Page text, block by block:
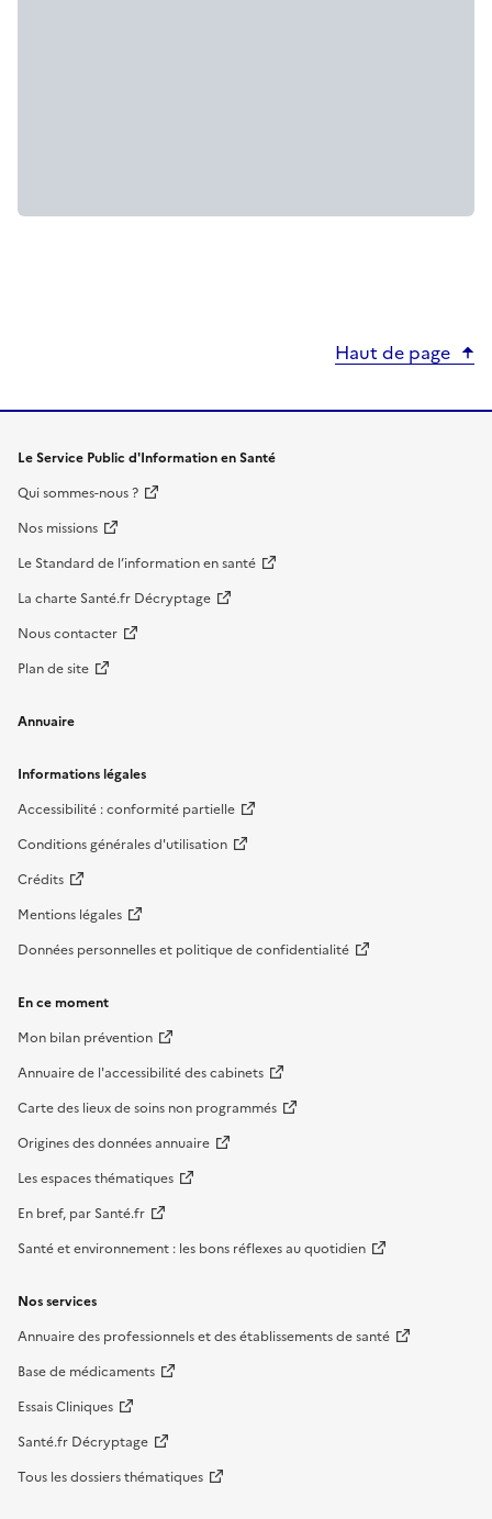
Haut de page
Le Service Public d'Information en Santé
Qui sommes-nous ?
Nos missions
Le Standard de l’information en santé
La charte Santé.fr Décryptage
Nous contacter
Plan de site
Annuaire
Informations légales
Accessibilité : conformité partielle
Conditions générales d'utilisation
Crédits
Mentions légales
Données personnelles et politique de confidentialité
En ce moment
Mon bilan prévention
Annuaire de l'accessibilité des cabinets
Carte des lieux de soins non programmés
Origines des données annuaire
Les espaces thématiques
En bref, par Santé.fr
Santé et environnement : les bons réflexes au quotidien
Nos services
Annuaire des professionnels et des établissements de santé
Base de médicaments
Essais Cliniques
Santé.fr Décryptage
Tous les dossiers thématiques